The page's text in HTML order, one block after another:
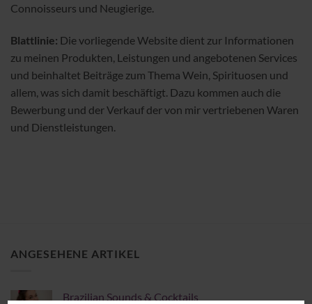
Connoisseurs und Neugierige.
Blattlinie: Die vorliegende Website dient zur Informationen
zu meinen Produkten, Leistungen und angebotenen Services
und beinhaltet Beiträge zum Thema Wein, Spirituosen und
allem, was sich damit beschäftigt. Dazu kommen auch die
Bewerbung und der Verkauf der von mir vertriebenen Waren
und Dienstleistungen.
ANGESEHENE ARTIKEL
Brazilian Sounds & Cocktails